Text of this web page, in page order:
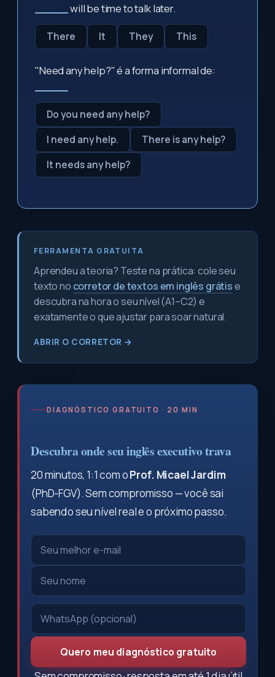
will be time to talk later.
There It They This
"Need any help?" é a forma informal de:
Do you need any help?
I need any help.
There is any help?
It needs any help?
FERRAMENTA GRATUITA
Aprendeu a teoria? Teste na prática: cole seu
texto no corretor de textos em inglês grátise
descubra na hora o seu nível (A1–C2) e
exatamente o que ajustar para soar natural.
ABRIR O CORRETOR →
DIAGNÓSTICO GRATUITO · 20 MIN
Descubra onde seu inglês executivo trava
20 minutos, 1:1 com oProf. Micael Jardim
(PhD-FGV). Sem compromisso — você sai
sabendo seu nível real e o próximo passo.
Quero meu diagnóstico gratuito